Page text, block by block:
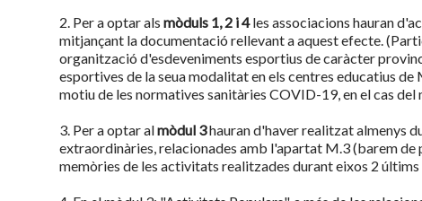
2. Per a optar alsmòduls 1, 2 i 4les associacions hauran
mitjançant la documentació rellevant a aquest efecte.
organització d'esdeveniments esportius de caràcter
esportives de la seua modalitat en els centres educatius
motiu de les normatives sanitàries COVID-19, en el cas del
3. Per a optar almòdul 3hauran d'haver realitzat almenys
extraordinàries, relacionades amb l'apartat M.3 (barem
memòries de les activitats realitzades durant eixos 2 últims